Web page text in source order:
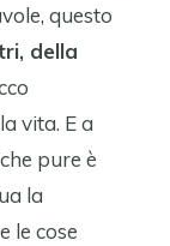
questo
della
vita. E a
pure è
la
le cose